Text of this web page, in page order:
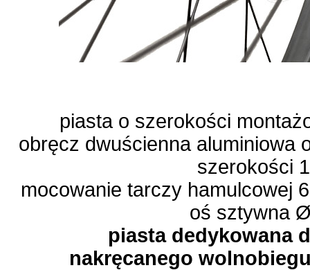
piasta o szerokości
obręcz dwuścienna aluminiowa
szerokości
mocowanie tarczy hamulcowej
oś sztywna
piasta dedykowana
nakręcanego